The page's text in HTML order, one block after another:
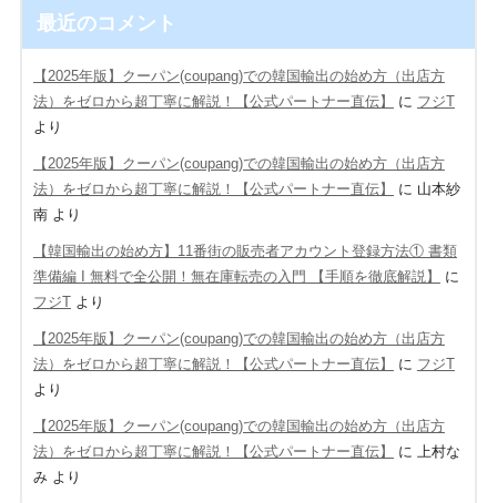
最近のコメント
【2025年版】クーパン(coupang)での韓国輸出の始め方（出店方
法）をゼロから超丁寧に解説！【公式パートナー直伝】
に フジT
より
【2025年版】クーパン(coupang)での韓国輸出の始め方（出店方
法）をゼロから超丁寧に解説！【公式パートナー直伝】
に 山本紗
南より
【韓国輸出の始め方】11番街の販売者アカウント登録方法① 書類
準備編 Ι 無料で全公開！無在庫転売の入門 【手順を徹底解説】
に
フジTより
【2025年版】クーパン(coupang)での韓国輸出の始め方（出店方
法）をゼロから超丁寧に解説！【公式パートナー直伝】
に フジT
より
【2025年版】クーパン(coupang)での韓国輸出の始め方（出店方
法）をゼロから超丁寧に解説！【公式パートナー直伝】
に
上村な
みより